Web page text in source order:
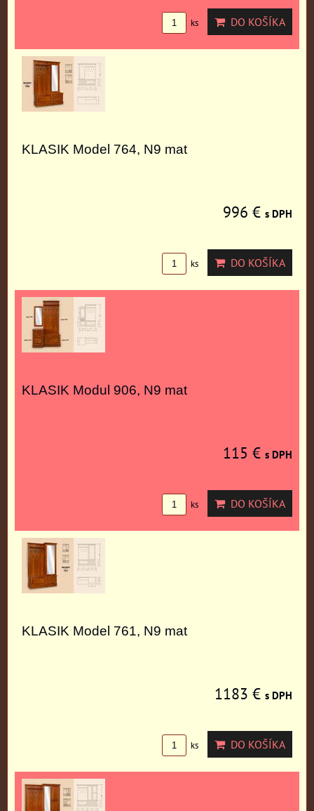
ks DO KOŠÍKA
KLASIK Model 764, N9 mat
996 € s DPH
ks DO KOŠÍKA
KLASIK Modul 906, N9 mat
115 € s DPH
ks DO KOŠÍKA
KLASIK Model 761, N9 mat
1183 € s DPH
ks DO KOŠÍKA